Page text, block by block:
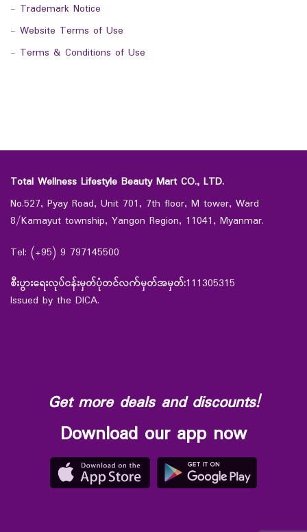
- Trademark Notice
- Website Terms of Use
- Terms & Conditions of Use
Total Wellness Lifestyle Beauty Mart CO., LTD.
No.527, Pyay Road, Unit 701, 7th floor, M tower, Ward
8/Kamayut township, Yangon Region, 11041, Myanmar.
Tel: (+95) 9 797145500
စီးပွားရေးလုပ်ငန်းမှတ်ပုံတင်လက်မှတ်အမှတ်:111305315
Issued by the DICA.
Get more deals and discounts!
Download our app now